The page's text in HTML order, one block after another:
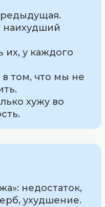
наихудший
их, у каждого
в том, что мы не
хужу во
недостаток,
ухудшение.